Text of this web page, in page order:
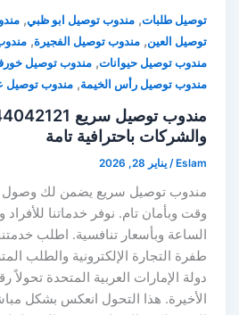
توصيل طلبات,مندوب توصيل ابو ظبي,
توصيل العين,مندوب توصيل الفجيرة,
مندوب توصيل حيوانات,مندوب توصيل
مندوب توصيل رأس الخيمة,مندوب توصيل
والشركات باحترافية تامة
Eslam
/يناير 28, 2026
مندوب توصيل سريع يضمن لك
وقت وبأمان تام. نوفر خدماتنا
طفرة التجارة الإلكترونية والطلب
دولة الإمارات العربية المتحدة تحولاً
الأخيرة. هذا التحول انعكس بشكل